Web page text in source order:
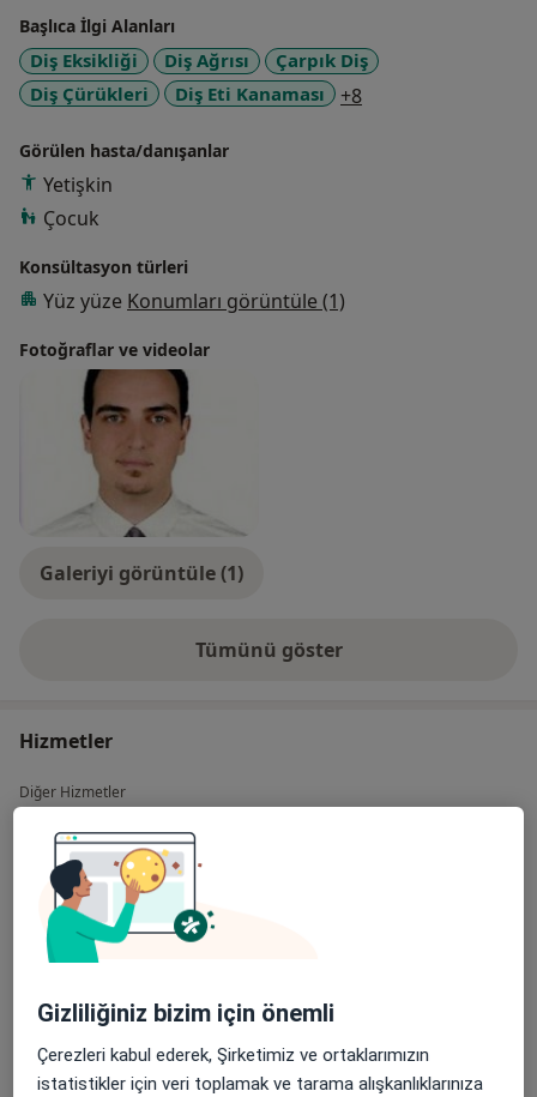
Dt. Emre Ersaçan Ege Üniversitesi Diş Hekimliği
Fakültesi mezunu olup 2006'dan itibaren kendi
kliniğinde hastalarına hizmet vermektedir.
Başlıca İlgi Alanları
Diş Eksikliği Diş Ağrısı
Çarpık Diş
Diş Çürükleri
Diş Eti Kanaması +8
Görülen hasta/danışanlar
Yetişkin
Çocuk
Konsültasyon türleri
Yüz yüze Konumları görüntüle (1)
Fotoğraflar ve videolar
Galeriyi görüntüle (1)
Tümünü gösterdeneyim hakkında
Hizmetler
Diğer Hizmetler
20'lik Diş Çekimi
Ağız Bakımı(Diş Ve Diş Eti Bakımı)
Cerrahi İmplant
Diş Beyazlatma
Diş Dolgusu
Gizliliğiniz bizim için önemli
Çerezleri kabul ederek, Şirketimiz ve ortaklarımızın
istatistikler için veri toplamak ve tarama alışkanlıklarınıza